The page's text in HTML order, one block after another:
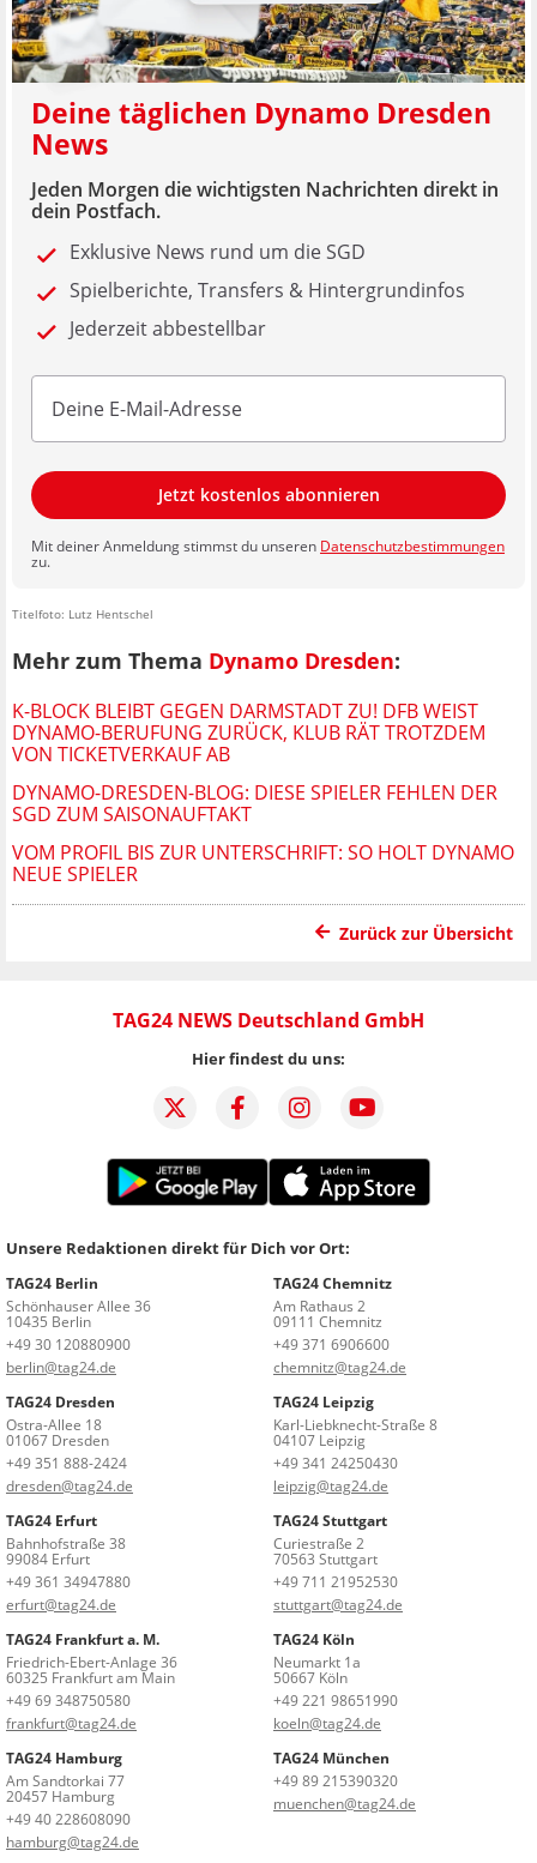
Deine täglichen Dynamo Dresden
News
Jeden Morgen die wichtigsten Nachrichten direkt in
dein Postfach.
Exklusive News rund um die SGD
Spielberichte, Transfers & Hintergrundinfos
Jederzeit abbestellbar
Jetzt kostenlos abonnieren
Mit deiner Anmeldung stimmst du unseren Datenschutzbestimmungen
zu.
Titelfoto: Lutz Hentschel
Mehr zum Thema Dynamo Dresden:
K-BLOCK BLEIBT GEGEN DARMSTADT ZU! DFB WEIST
DYNAMO-BERUFUNG ZURÜCK, KLUB RÄT TROTZDEM
VON TICKETVERKAUF AB
DYNAMO-DRESDEN-BLOG: DIESE SPIELER FEHLEN DER
SGD ZUM SAISONAUFTAKT
VOM PROFIL BIS ZUR UNTERSCHRIFT: SO HOLT DYNAMO
NEUE SPIELER
Zurück zur Übersicht
TAG24 NEWS Deutschland GmbH
Hier findest du uns:
Unsere Redaktionen direkt für Dich vor Ort:
TAG24 Berlin
Schönhauser Allee 36
10435 Berlin
+49 30 120880900
berlin@tag24.de
TAG24 Chemnitz
Am Rathaus 2
09111 Chemnitz
+49 371 6906600
chemnitz@tag24.de
TAG24 Dresden
Ostra-Allee 18
01067 Dresden
+49 351 888-2424
dresden@tag24.de
TAG24 Leipzig
Karl-Liebknecht-Straße 8
04107 Leipzig
+49 341 24250430
leipzig@tag24.de
TAG24 Erfurt
Bahnhofstraße 38
99084 Erfurt
+49 361 34947880
erfurt@tag24.de
TAG24 Stuttgart
Curiestraße 2
70563 Stuttgart
+49 711 21952530
stuttgart@tag24.de
TAG24 Frankfurt a. M.
Friedrich-Ebert-Anlage 36
60325 Frankfurt am Main
+49 69 348750580
frankfurt@tag24.de
TAG24 Köln
Neumarkt 1a
50667 Köln
+49 221 98651990
koeln@tag24.de
TAG24 Hamburg
Am Sandtorkai 77
20457 Hamburg
+49 40 228608090
hamburg@tag24.de
TAG24 München
+49 89 215390320
muenchen@tag24.de